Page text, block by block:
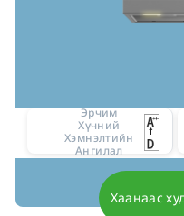
Эрчим
Хүчний
Хэмнэлтийн
Ангилал
Хаанаас